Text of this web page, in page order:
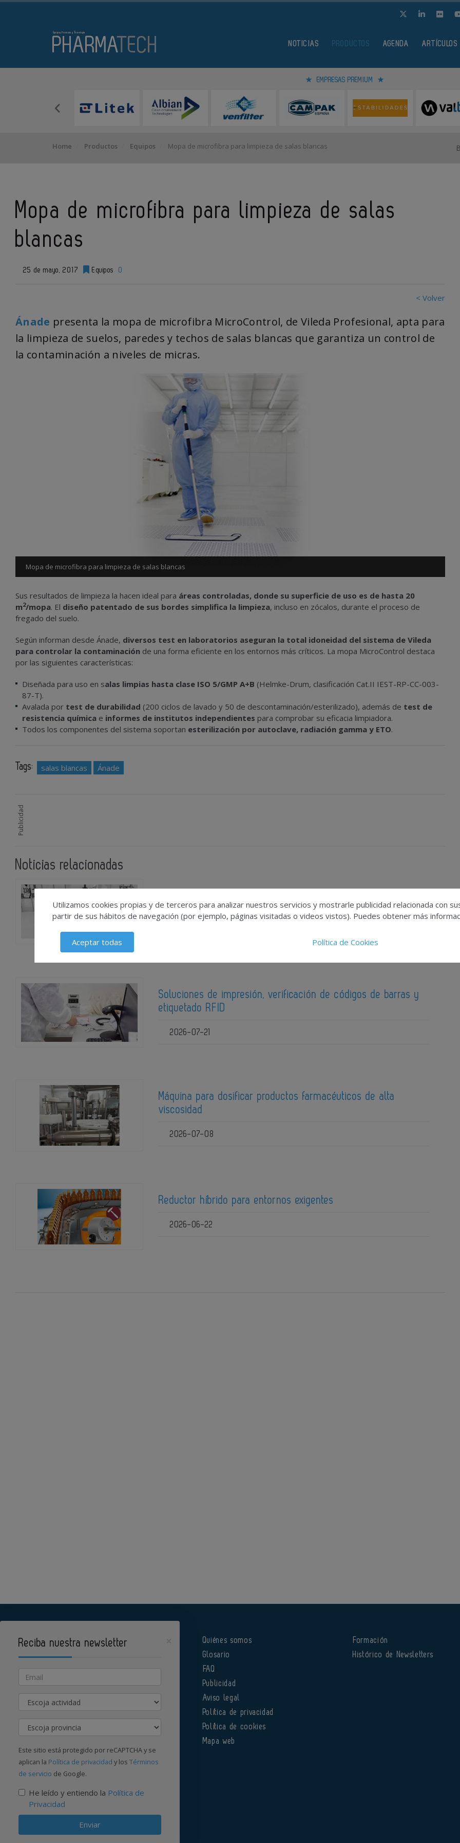
NOTICIAS PRODUCTOS AGENDA ARTÍCULOS
EMPRESAS PREMIUM
Home Productos Equipos Mopa de microfibra para limpieza de salas blancas
Mopa de microfibra para limpieza de salas
blancas
25 de mayo, 2017 Equipos 0
< Volver
Ánade presenta la mopa de microfibra MicroControl, de Vileda Profesional, apta para
la limpieza de suelos, paredes y techos de salas blancas que garantiza un control de
la contaminación a niveles de micras.
Mopa de microfibra para limpieza de salas blancas
Sus resultados de limpieza la hacen ideal para áreas controladas, donde su superficie de uso es de hasta 20
m2/mopa. El diseño patentado de sus bordes simplifica la limpieza, incluso en zócalos, durante el proceso de
fregado del suelo.
Según informan desde Ánade, diversos test en laboratorios aseguran la total idoneidad del sistema de Vileda
para controlar la contaminación de una forma eficiente en los entornos más críticos. La mopa MicroControl destaca
por las siguientes características:
Diseñada para uso en salas limpias hasta clase ISO 5/GMP A+B (Helmke-Drum, clasificación Cat.II IEST-RP-CC-003-
87-T).
Avalada por test de durabilidad (200 ciclos de lavado y 50 de descontaminación/esterilizado), además de test de
resistencia química e informes de institutos independientes para comprobar su eficacia limpiadora.
Todos los componentes del sistema soportan esterilización por autoclave, radiación gamma y ETO.
Tags: salas blancas Ánade
Publicidad
Noticias relacionadas
industriales robustas
Soluciones de impresión, verificación de códigos de barras y
etiquetado RFID
2026-07-21
Máquina para dosificar productos farmacéuticos de alta
viscosidad
2026-07-08
Reductor híbrido para entornos exigentes
2026-06-22
Órgano institucional de la AEFI
Contacte con nosotros
Quiénes somos
Glosario
FAQ
Publicidad
Aviso legal
Política de privacidad
Política de cookies
Mapa web
Formación
Histórico de Newsletters
Utilizamos cookies propias y de terceros para analizar nuestros servicios y mostrarle publicidad relacionada con
partir de sus hábitos de navegación (por ejemplo, páginas visitadas o videos vistos). Puedes obtener más
Aceptar todas Política de Cookies
Reciba nuestra newsletter
Email
Actividad
Provincia
Este sitio está protegido por reCAPTCHA y se
aplican la Política de privacidad y los Términos
de servicio de Google.
He leído y entiendo la Política de
Privacidad
Enviar